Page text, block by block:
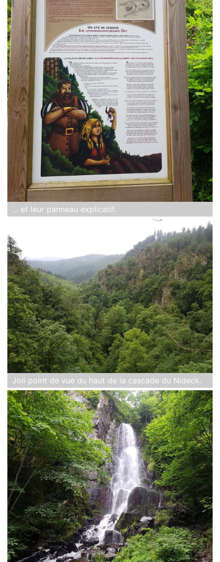
... et leur panneau explicatif.
Joli point de vue du haut de la cascade du Nideck.